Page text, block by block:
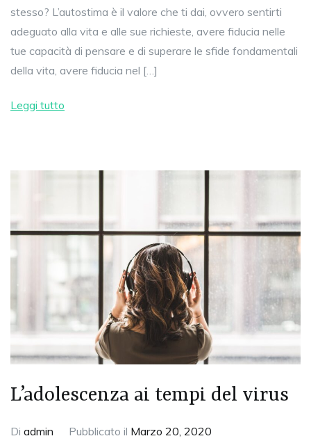
stesso? L’autostima è il valore che ti dai, ovvero sentirti
adeguato alla vita e alle sue richieste, avere fiducia nelle
tue capacità di pensare e di superare le sfide fondamentali
della vita, avere fiducia nel […]
Leggi tutto
L’adolescenza ai tempi del virus
Di admin Pubblicato il Marzo 20, 2020